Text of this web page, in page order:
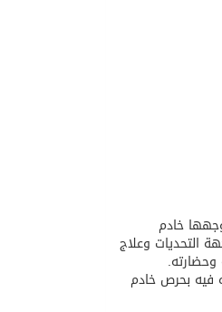
خادم
التحديات وعلاج
وحضارته.
فيه بحرص خادم